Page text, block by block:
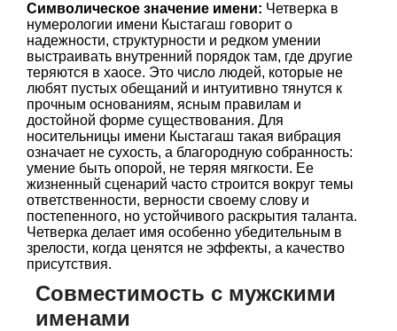
Символическое значение имени: Четверка в
нумерологии имени Кыстагаш говорит о
надежности, структурности и редком умении
выстраивать внутренний порядок там, где другие
теряются в хаосе. Это число людей, которые не
любят пустых обещаний и интуитивно тянутся к
прочным основаниям, ясным правилам и
достойной форме существования. Для
носительницы имени Кыстагаш такая вибрация
означает не сухость, а благородную собранность:
умение быть опорой, не теряя мягкости. Ее
жизненный сценарий часто строится вокруг темы
ответственности, верности своему слову и
постепенного, но устойчивого раскрытия таланта.
Четверка делает имя особенно убедительным в
зрелости, когда ценятся не эффекты, а качество
присутствия.
Совместимость с мужскими
именами